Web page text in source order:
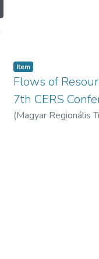
Item
Flows of
7th CERS
(Magyar Regionális